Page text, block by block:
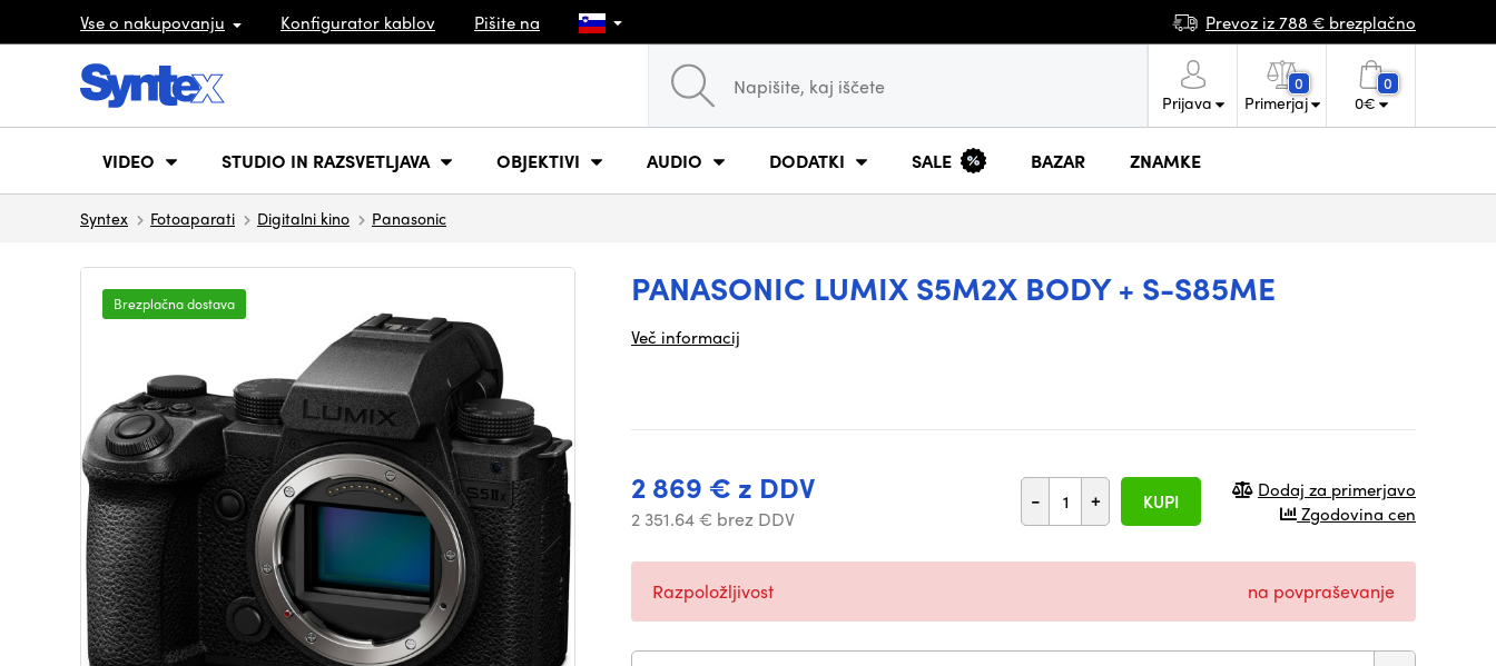
Vse o nakupovanju Konfigurator kablov Pišite na Prevoz iz 788 € brezplačno
Prijava
0
Primerjaj
0
0€
VIDEO STUDIO IN RAZSVETLJAVA OBJEKTIVI AUDIO DODATKI SALE BAZAR ZNAMKE
Syntex Fotoaparati Digitalni kino Panasonic
PANASONIC LUMIX S5M2X BODY + S-S85ME
Brezplačna dostava
Več informacij
2 869 € z DDV
2 351.64 € brez DDV
- + KUPI
Dodaj za primerjavo
Zgodovina cen
Razpoložljivost na povpraševanje